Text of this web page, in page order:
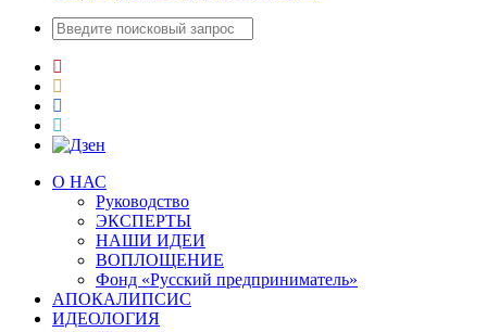
О НАС
Руководство
ЭКСПЕРТЫ
НАШИ ИДЕИ
ВОПЛОЩЕНИЕ
Фонд «Русский предприниматель»
АПОКАЛИПСИС
ИДЕОЛОГИЯ